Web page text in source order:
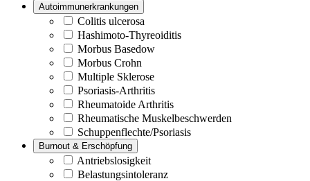
Autoimmunerkrankungen
Colitis ulcerosa
Hashimoto-Thyreoiditis
Morbus Basedow
Morbus Crohn
Multiple Sklerose
Psoriasis-Arthritis
Rheumatoide Arthritis
Rheumatische Muskelbeschwerden
Schuppenflechte/Psoriasis
Burnout & Erschöpfung
Antriebslosigkeit
Belastungsintoleranz